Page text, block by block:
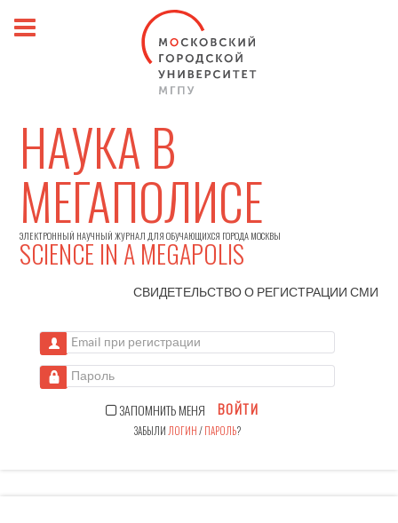
НАУКА В
МЕГАПОЛИСЕ
ЭЛЕКТРОННЫЙ НАУЧНЫЙ ЖУРНАЛ ДЛЯ ОБУЧАЮЩИХСЯ ГОРОДА МОСКВЫ
SCIENCE IN A MEGAPOLIS
СВИДЕТЕЛЬСТВО О РЕГИСТРАЦИИСМИ
Email при регистрации
Пароль
ЗАПОМНИТЬ МЕНЯ ВОЙТИ
ЗАБЫЛИ ЛОГИН/ПАРОЛЬ?